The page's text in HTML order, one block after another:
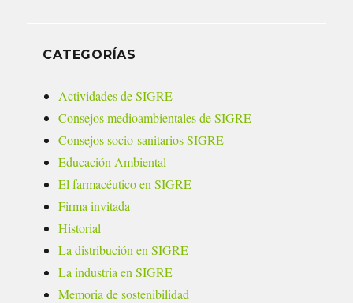
CATEGORÍAS
Actividades de SIGRE
Consejos medioambientales de SIGRE
Consejos socio-sanitarios SIGRE
Educación Ambiental
El farmacéutico en SIGRE
Firma invitada
Historial
La distribución en SIGRE
La industria en SIGRE
Memoria de sostenibilidad